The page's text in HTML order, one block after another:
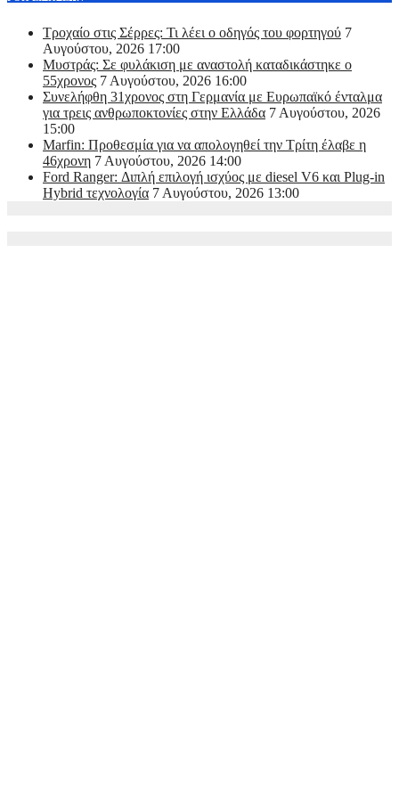
Τροχαίο στις Σέρρες: Τι λέει ο οδηγός του φορτηγού 7
Αυγούστου, 2026 17:00
Μυστράς: Σε φυλάκιση με αναστολή καταδικάστηκε ο
55χρονος 7 Αυγούστου, 2026 16:00
Συνελήφθη 31χρονος στη Γερμανία με Ευρωπαϊκό ένταλμα
για τρεις ανθρωποκτονίες στην Ελλάδα 7 Αυγούστου, 2026
15:00
Marfin: Προθεσμία για να απολογηθεί την Τρίτη έλαβε η
46χρονη 7 Αυγούστου, 2026 14:00
Ford Ranger: Διπλή επιλογή ισχύος με diesel V6 και Plug-in
Hybrid τεχνολογία 7 Αυγούστου, 2026 13:00